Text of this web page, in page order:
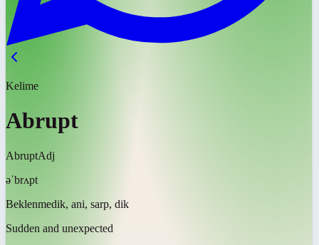
Kelime
Abrupt
AbruptAdj
əˈbrʌpt
Beklenmedik, ani, sarp, dik
Sudden and unexpected